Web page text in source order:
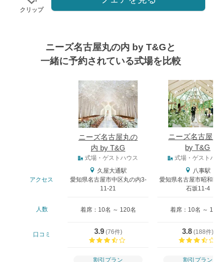
クリップ
ニーズ名古屋丸の内 by T&Gと
一緒に予約されている式場を比較
ニーズ名古屋丸の
内 by T&G
ニーズ名古屋
by T&G
式場・ゲストハウス 式場・ゲストハ
アクセス
久屋大通駅
愛知県名古屋市中区丸の内3-
11-21
八事駅
愛知県名古屋市昭和区
石坂11-4
人数 着席：10名 ～ 120名 着席：10名 ～ 130
口コミ 3.9(76件)
3.8 (188件)
割引プラン
割引プラン